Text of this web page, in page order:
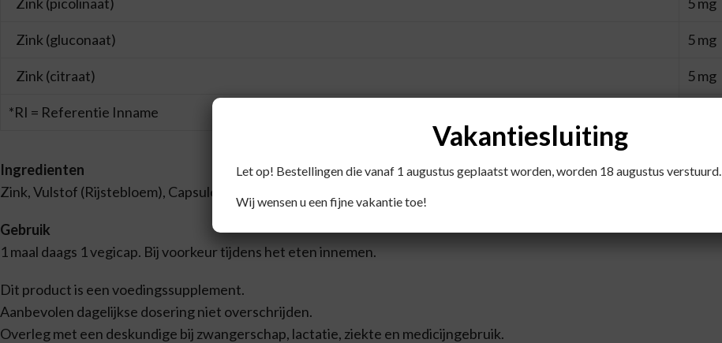
Zink (gluconaat) 5 mg
Zink (citraat) 5 mg
*RI = Referentie Inname
Ingredienten
Zink, Vulstof (Rijstebloem), Capsulewand (Hydroxypropylmethylcellulose), Antiklontermiddel (Rijstconcentraat).
Gebruik
1 maal daags 1 vegicap. Bij voorkeur tijdens het eten innemen.
Dit product is een voedingssupplement.
Aanbevolen dagelijkse dosering niet overschrijden.
Overleg met een deskundige bij zwangerschap, lactatie, ziekte en medicijngebruik.
Vakantiesluiting
Let op! Bestellingen die vanaf 1 augustus geplaatst worden, worden 18 augustus verstuurd.
Wij wensen u een fijne vakantie toe!